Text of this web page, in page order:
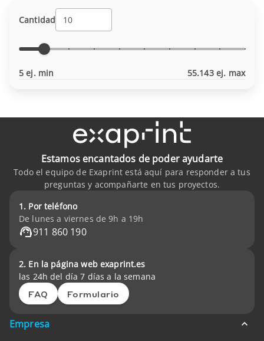
Cantidad
5 ej. min 55.143 ej. max
Estamos encantados de poder ayudarte
Todo el equipo de Exaprint está aquí para responder a tus
preguntas y acompañarte en tus proyectos.
1. Por teléfono
De lunes a viernes de 9h a 19h
911 860 190
2. En la página web exaprint.es
las 24h del día 7 días a la semana
FAQ Formulario
Empresa